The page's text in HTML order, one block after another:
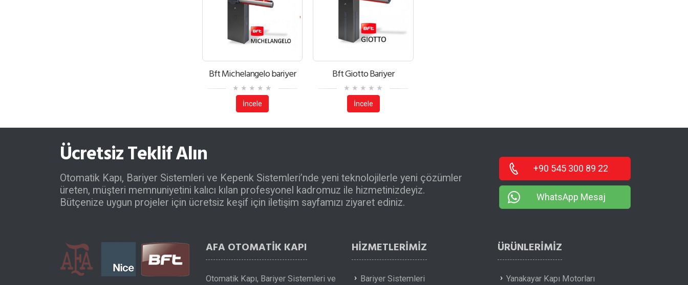
Bft Michelangelo bariyer
İncele
Bft Giotto Bariyer
İncele
Ücretsiz Teklif Alın
Otomatik Kapı, Bariyer Sistemleri ve Kepenk Sistemleri’nde yeni teknolojilerle yeni çözümler
üreten, müşteri memnuniyetini kalıcı kılan profesyonel kadromuz ile hizmetinizdeyiz.
Bütçenize uygun projeler için ücretsiz keşif için iletişim sayfamızı ziyaret ediniz.
+90 545 300 89 22
WhatsApp Mesaj
AFA OTOMATİK KAPI
Otomatik Kapı, Bariyer Sistemleri ve
HIZMETLERIMIZ
Bariyer Sistemleri
ÜRÜNLERIMIZ
Yanakayar Kapı Motorları